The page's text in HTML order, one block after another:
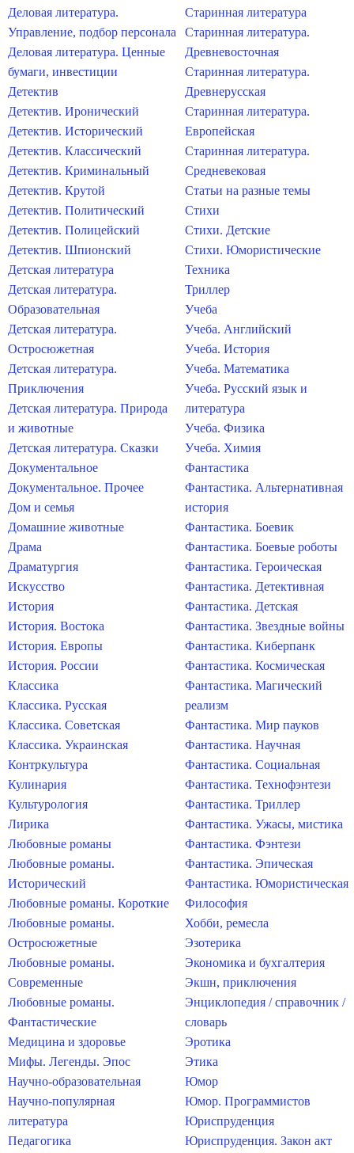
Деловая литература.
Управление, подбор персонала
Деловая литература. Ценные
бумаги, инвестиции
Детектив
Детектив. Иронический
Детектив. Исторический
Детектив. Классический
Детектив. Криминальный
Детектив. Крутой
Детектив. Политический
Детектив. Полицейский
Детектив. Шпионский
Детская литература
Детская литература.
Образовательная
Детская литература.
Остросюжетная
Детская литература.
Приключения
Детская литература. Природа
и животные
Детская литература. Сказки
Документальное
Документальное. Прочее
Дом и семья
Домашние животные
Драма
Драматургия
Искусство
История
История. Востока
История. Европы
История. России
Классика
Классика. Русская
Классика. Советская
Классика. Украинская
Контркультура
Кулинария
Культурология
Лирика
Любовные романы
Любовные романы.
Исторический
Любовные романы. Короткие
Любовные романы.
Остросюжетные
Любовные романы.
Современные
Любовные романы.
Фантастические
Медицина и здоровье
Мифы. Легенды. Эпос
Научно-образовательная
Научно-популярная
литература
Педагогика
Старинная литература
Старинная литература.
Древневосточная
Старинная литература.
Древнерусская
Старинная литература.
Европейская
Старинная литература.
Средневековая
Статьи на разные темы
Стихи
Стихи. Детские
Стихи. Юмористические
Техника
Триллер
Учеба
Учеба. Английский
Учеба. История
Учеба. Математика
Учеба. Русский язык и
литература
Учеба. Физика
Учеба. Химия
Фантастика
Фантастика. Альтернативная
история
Фантастика. Боевик
Фантастика. Боевые роботы
Фантастика. Героическая
Фантастика. Детективная
Фантастика. Детская
Фантастика. Звездные войны
Фантастика. Киберпанк
Фантастика. Космическая
Фантастика. Магический
реализм
Фантастика. Мир пауков
Фантастика. Научная
Фантастика. Социальная
Фантастика. Технофэнтези
Фантастика. Триллер
Фантастика. Ужасы, мистика
Фантастика. Фэнтези
Фантастика. Эпическая
Фантастика. Юмористическая
Философия
Хобби, ремесла
Эзотерика
Экономика и бухгалтерия
Экшн, приключения
Энциклопедия / справочник /
словарь
Эротика
Этика
Юмор
Юмор. Программистов
Юриспруденция
Юриспруденция. Закон акт